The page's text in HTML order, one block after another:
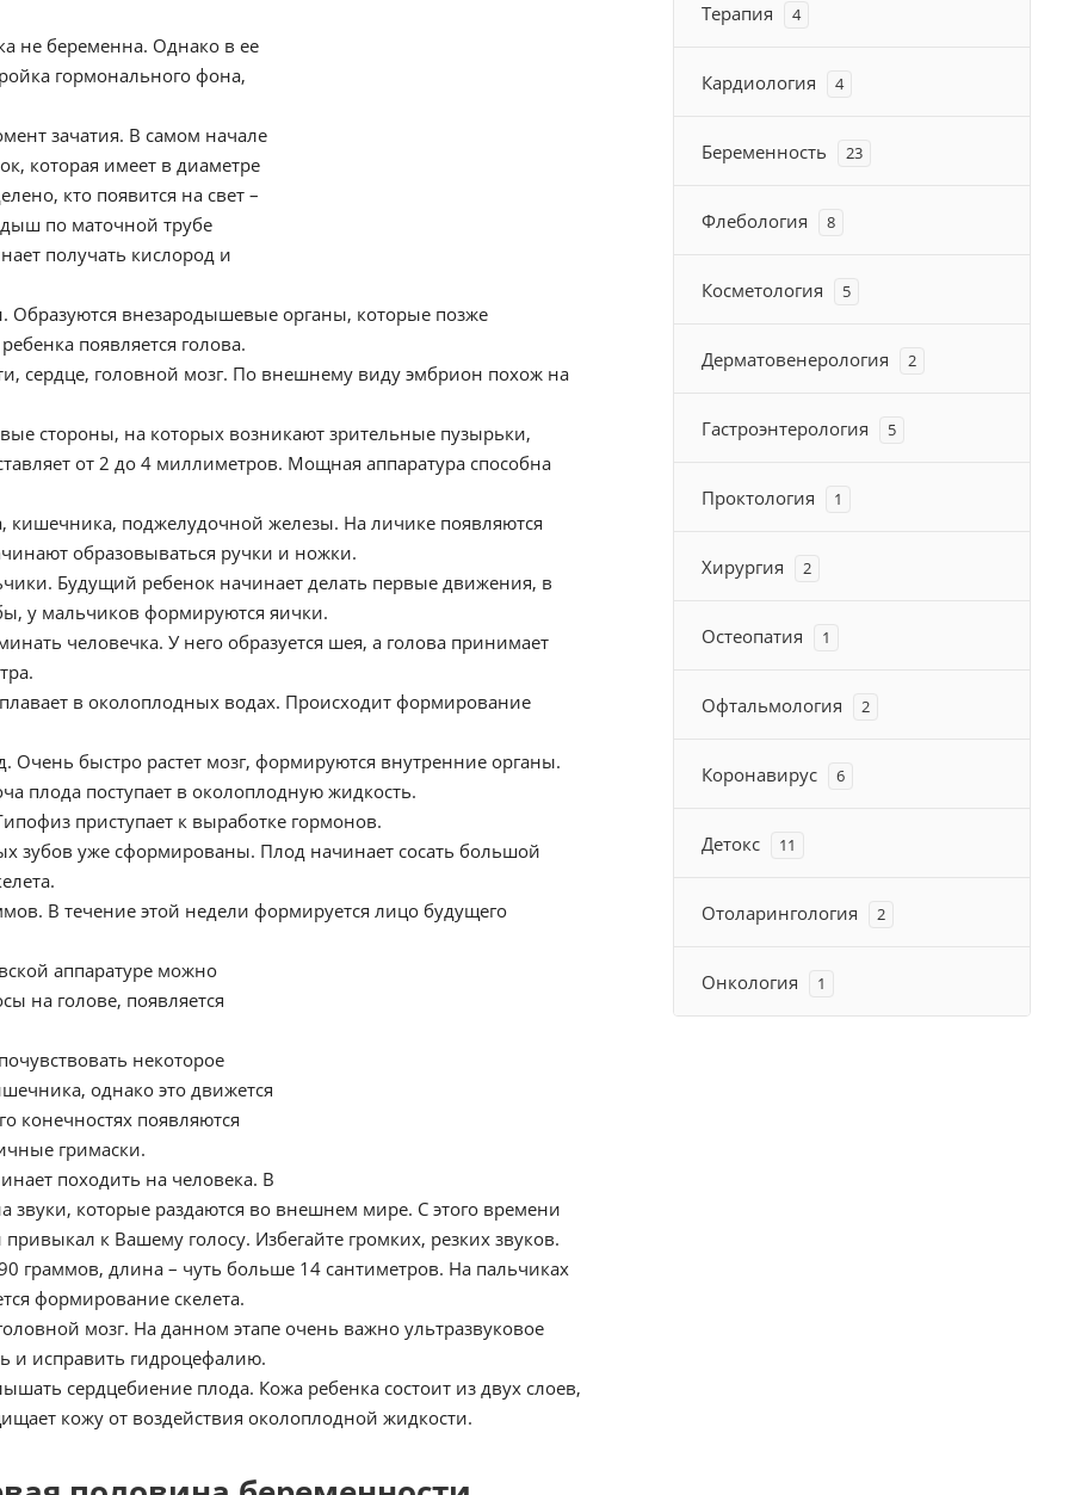
не беременна. Однако в ее
гормонального фона,
зачатия. В самом начале
которая имеет в диаметре
кто появится на свет –
по маточной трубе
получать кислород и
Образуются внезародышевые органы, которые позже
появляется голова.
сердце, головной мозг. По внешнему виду эмбрион похож на
стороны, на которых возникают зрительные пузырьки,
от 2 до 4 миллиметров. Мощная аппаратура способна
поджелудочной железы. На личике появляются
образовываться ручки и ножки.
Будущий ребенок начинает делать первые движения, в
у мальчиков формируются яички.
человечка. У него образуется шея, а голова принимает
в околоплодных водах. Происходит формирование
Очень быстро растет мозг, формируются внутренние органы.
плода поступает в околоплодную жидкость.
приступает к выработке гормонов.
зубов уже сформированы. Плод начинает сосать большой
В течение этой недели формируется лицо будущего
аппаратуре можно
на голове, появляется
некоторое
однако это движется
конечностях появляются
гримаски.
походить на человека. В
звуки, которые раздаются во внешнем мире. С этого времени
к Вашему голосу. Избегайте громких, резких звуков.
граммов, длина – чуть больше 14 сантиметров. На пальчиках
формирование скелета.
мозг. На данном этапе очень важно ультразвуковое
и исправить гидроцефалию.
сердцебиение плода. Кожа ребенка состоит из двух слоев,
кожу от воздействия околоплодной жидкости.
Терапия 4
Кардиология 4
Беременность 23
Флебология 8
Косметология 5
Дерматовенерология 2
Гастроэнтерология 5
Проктология 1
Хирургия 2
Остеопатия 1
Офтальмология 2
Коронавирус 6
Детокс 11
Отоларингология 2
Онкология 1